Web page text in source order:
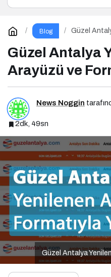
Blog
Güzel
Güzel Antalya
Arayüzü ve
News Noggin
2dk, 49sn
Güzel Antalya